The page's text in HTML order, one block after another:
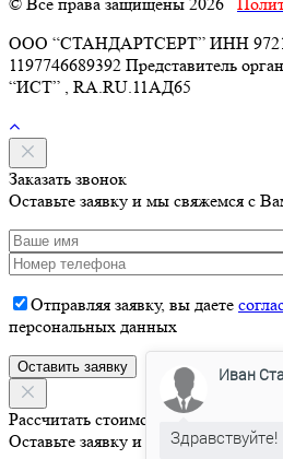
ООО “СТАНДАРТСЕРТ” ИНН
1197746689392 Представитель
“ИСТ” , RA.RU.11АД65
Заказать звонок
Оставьте заявку и мы свяжемся с
Отправляя заявку, вы даете
персональных данных
Рассчитать стоимость
Оставьте заявку и мы свяжемся с
Иван
Здравствуйте!